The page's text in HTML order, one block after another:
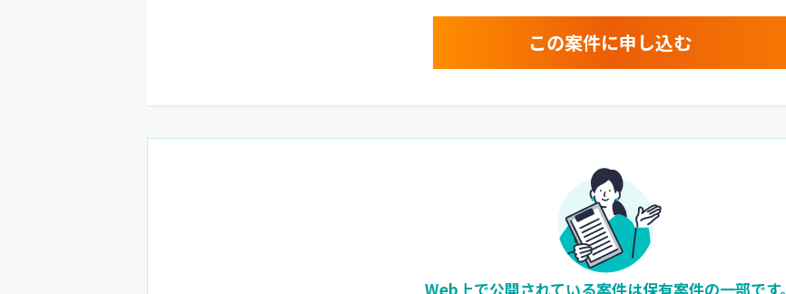
この案件に申し込む
Web上で公開されている案件は保有案件の一部です。